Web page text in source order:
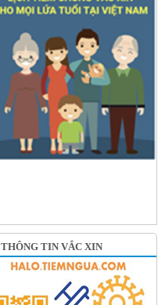
THÔNG TIN VẮC XIN